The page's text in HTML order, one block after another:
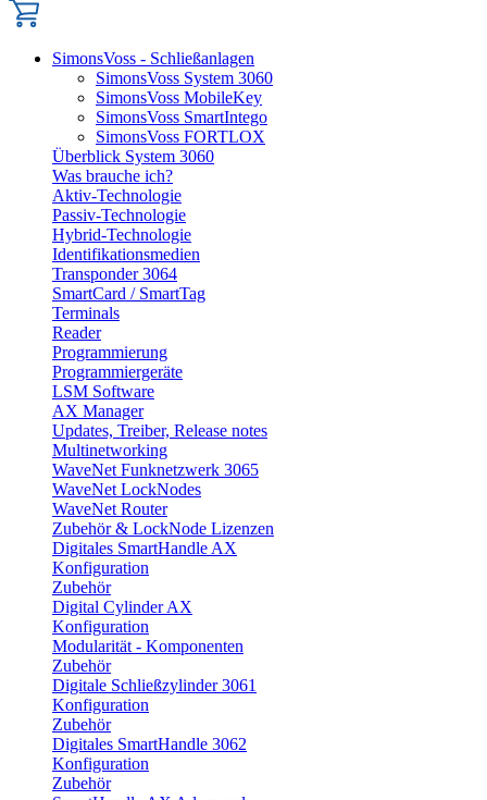
SimonsVoss - Schließanlagen
SimonsVoss System 3060
SimonsVoss MobileKey
SimonsVoss SmartIntego
SimonsVoss FORTLOX
Überblick System 3060
Was brauche ich?
Aktiv-Technologie
Passiv-Technologie
Hybrid-Technologie
Identifikationsmedien
Transponder 3064
SmartCard / SmartTag
Terminals
Reader
Programmierung
Programmiergeräte
LSM Software
AX Manager
Updates, Treiber, Release notes
Multinetworking
WaveNet Funknetzwerk 3065
WaveNet LockNodes
WaveNet Router
Zubehör & LockNode Lizenzen
Digitales SmartHandle AX
Konfiguration
Zubehör
Digital Cylinder AX
Konfiguration
Modularität - Komponenten
Zubehör
Digitale Schließzylinder 3061
Konfiguration
Zubehör
Digitales SmartHandle 3062
Konfiguration
Zubehör